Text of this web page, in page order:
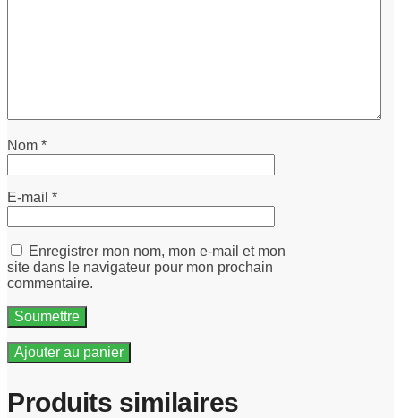
Nom *
E-mail *
Enregistrer mon nom, mon e-mail et mon
site dans le navigateur pour mon prochain
commentaire.
Ajouter au panier
Produits similaires